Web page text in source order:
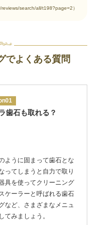
search/all/t198?page=2）
でよくある質問
歯石も取れる？
ように固まって歯石とな
ってしまうと自力で取り
具を使ってクリーニング
ケーラーと呼ばれる歯石
など、さまざまなメニュ
てみましょう。